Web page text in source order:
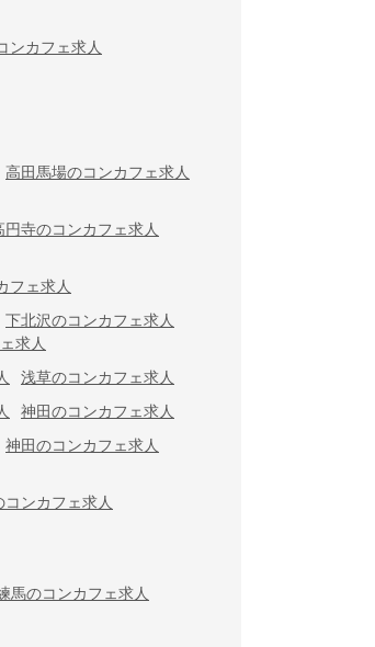
ンカフェ求人
高田馬場のコンカフェ求人
円寺のコンカフェ求人
フェ求人
下北沢のコンカフェ求人
求人
浅草のコンカフェ求人
神田のコンカフェ求人
神田のコンカフェ求人
コンカフェ求人
馬のコンカフェ求人